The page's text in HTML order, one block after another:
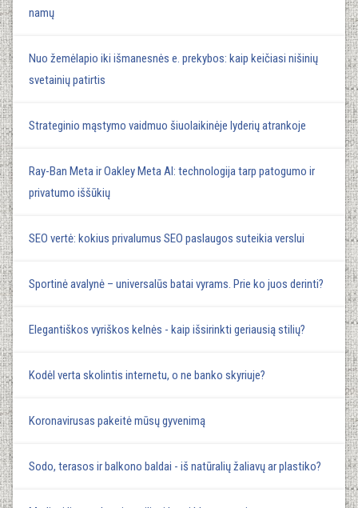
namų
Nuo žemėlapio iki išmanesnės e. prekybos: kaip keičiasi nišinių
svetainių patirtis
Strateginio mąstymo vaidmuo šiuolaikinėje lyderių atrankoje
Ray-Ban Meta ir Oakley Meta AI: technologija tarp patogumo ir
privatumo iššūkių
SEO vertė: kokius privalumus SEO paslaugos suteikia verslui
Sportinė avalynė – universalūs batai vyrams. Prie ko juos derinti?
Elegantiškos vyriškos kelnės - kaip išsirinkti geriausią stilių?
Kodėl verta skolintis internetu, o ne banko skyriuje?
Koronavirusas pakeitė mūsų gyvenimą
Sodo, terasos ir balkono baldai - iš natūralių žaliavų ar plastiko?